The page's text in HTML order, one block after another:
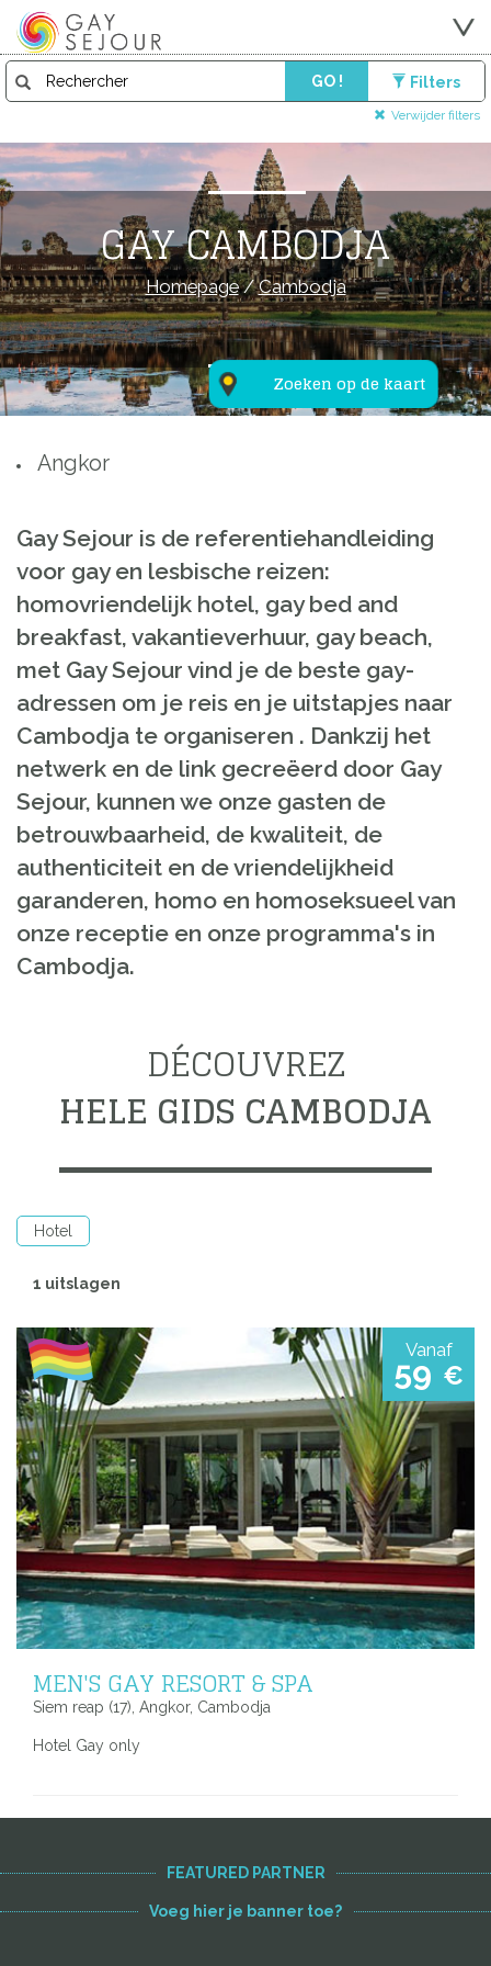
GO ! Filters
Verwijder filters
Zoeken op de kaart
GAY CAMBODJA
Homepage/Cambodja
Angkor
Gay Sejour is de referentiehandleiding
voor gay en lesbische reizen:
homovriendelijk hotel, gay bed and
breakfast, vakantieverhuur, gay beach,
met Gay Sejour vind je de beste gay-
adressen om je reis en je uitstapjes naar
Cambodja te organiseren . Dankzij het
netwerk en de link gecreëerd door Gay
Sejour, kunnen we onze gasten de
betrouwbaarheid, de kwaliteit, de
authenticiteit en de vriendelijkheid
garanderen, homo en homoseksueel van
onze receptie en onze programma's in
Cambodja.
DÉCOUVREZ
HELE GIDS CAMBODJA
Hotel
1 uitslagen
Vanaf
59 €
MEN'S GAY RESORT & SPA
Siem reap (17), Angkor, Cambodja
Hotel Gay only
FEATURED PARTNER
Voeg hier je banner toe?